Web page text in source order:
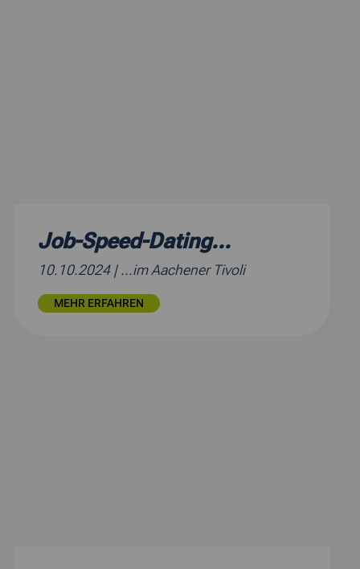
Job-Speed-Dating...
10.10.2024 | ...im Aachener Tivoli
MEHR ERFAHREN